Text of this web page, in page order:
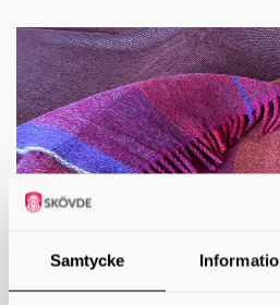
Samtycke
Vävglädje